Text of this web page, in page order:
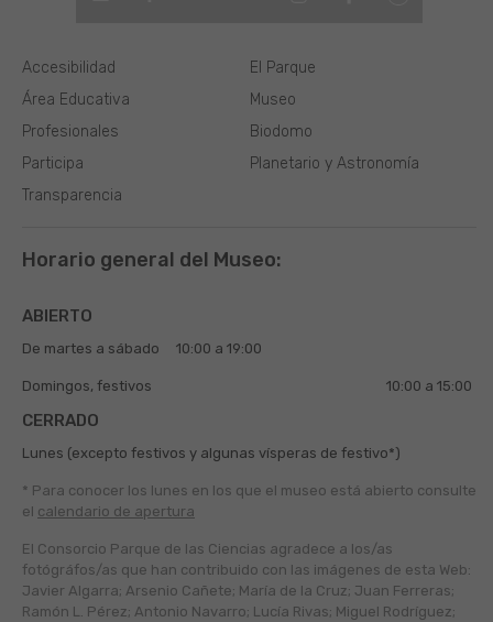
El Parque
Museo
Biodomo
Planetario y Astronomía
Área Educativa
Profesionales
Participa
Transparencia
Accesibilidad
Horario general del Museo:
ABIERTO
De martes a sábado 10:00 a 19:00
Domingos, festivos 10:00 a 15:00
CERRADO
Lunes (excepto festivos y algunas vísperas de festivo*)
* Para conocer los lunes en los que el museo está abierto consulte
el calendario de apertura
El Consorcio Parque de las Ciencias agradece a los/as
fotógráfos/as que han contribuido con las imágenes de esta Web:
Javier Algarra; Arsenio Cañete; María de la Cruz; Juan Ferreras;
Ramón L. Pérez; Antonio Navarro; Lucía Rivas; Miguel Rodríguez;